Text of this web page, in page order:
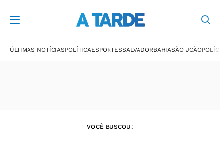
ÚLTIMAS NOTÍCIASPOLÍTICAESPORTESSALVADORBAHIASÃO JOÃO
VOCÊ BUSCOU: